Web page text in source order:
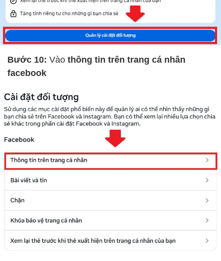
Bước 10: Vào thông tin trên trang cá nhân
facebook